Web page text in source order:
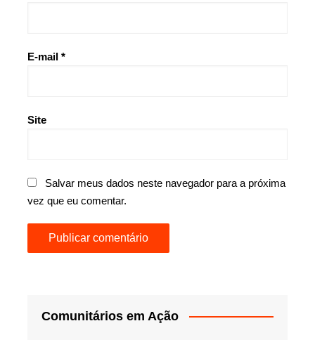
E-mail *
Site
Salvar meus dados neste navegador para a próxima
vez que eu comentar.
Comunitários em Ação